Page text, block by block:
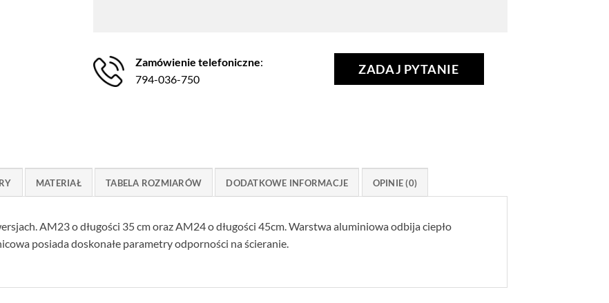
Zamówienie telefoniczne:
794-036-750
ZADAJ PYTANIE
MATERIAŁ TABELA ROZMIARÓW DODATKOWE INFORMACJE OPINIE (0)
AM23 o długości 35 cm oraz AM24 o długości 45cm. Warstwa aluminiowa odbija ciepło
posiada doskonałe parametry odporności na ścieranie.